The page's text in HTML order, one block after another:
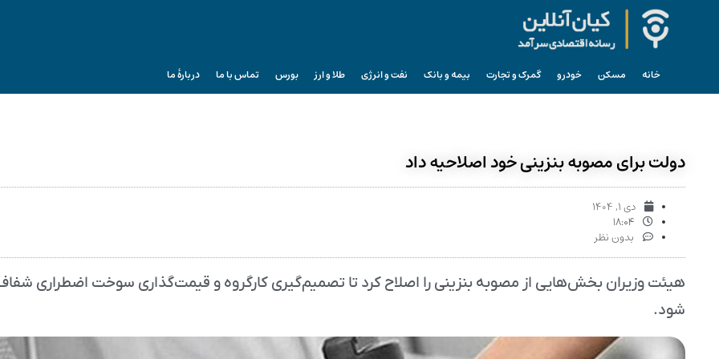
خانه مسکن خودرو گمرک و تجارت بیمه و بانک نفت و انرژی طلا و ارز بورس تماس با ما دربارۀ ما
دولت برای مصوبه بنزینی خود اصلاحیه داد
دی ۱, ۱۴۰۴
۱۸:۰۴
بدون نظر
هیئت وزیران بخش‌هایی از مصوبه بنزینی را اصلاح کرد تا تصمیم‌گیری کارگروه و قیمت‌گذاری سوخت اضطراری
شود.